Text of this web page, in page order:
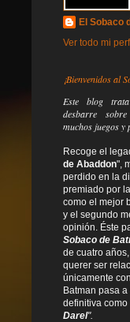
El Sobaco
Ver todo mi
¡Bienvenidos al
Este blog trata
desbarre
muchos juegos y
Recoge el
de Abaddon",
perdido en la
premiado por la
como el mejor
y el segundo
opinión. Éste
Sobaco de
de cuatro
querer ser
únicamente
Batman pasa
definitiva como
Darel".